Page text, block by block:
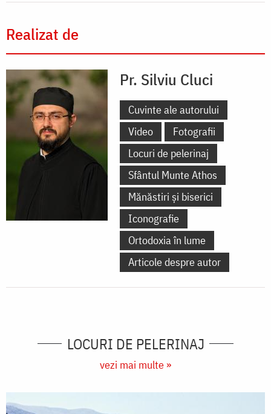
Realizat de
Pr. Silviu Cluci
Cuvinte ale autorului
Video
Fotografii
Locuri de pelerinaj
Sfântul Munte Athos
Mănăstiri și biserici
Iconografie
Ortodoxia în lume
Articole despre autor
LOCURI DE PELERINAJ
vezi mai multe »